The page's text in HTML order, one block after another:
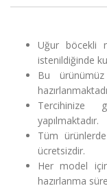
Uğur böcekli
istenildiğinde
Bu
Tercihinize
yapılmaktadır.
Tüm
ücretsizdir.
Her model
hazırlanma